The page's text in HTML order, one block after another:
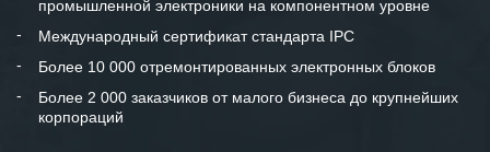
отношения и искренне желаем
«Инженерной компании «555» долгих
лет успеха и процветания.
промышленной электроники на компонентном уровне
Международный сертификат стандарта IPC
Более 10 000 отремонтированных электронных блоков
Более 2 000 заказчиков от малого бизнеса до крупнейших
корпораций